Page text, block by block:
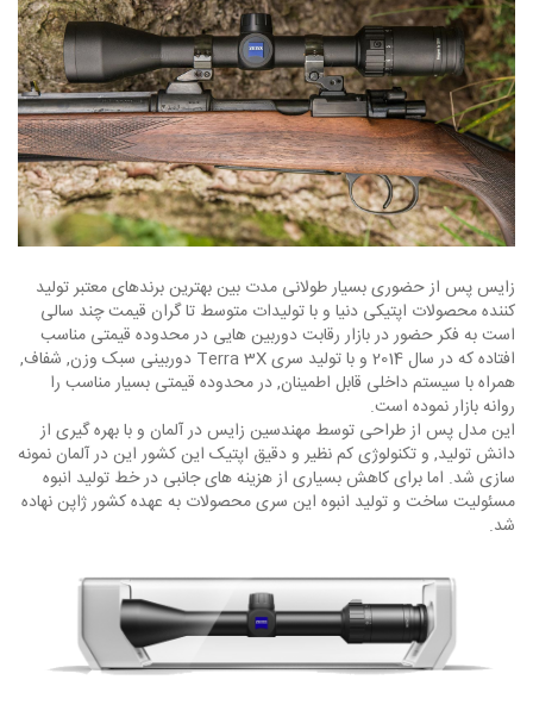
زایس پس از حضوری بسیار طولانی مدت بین بهترین برندهای معتبر تولید
کننده محصولات اپتیکی دنیا و با تولیدات متوسط تا گران قیمت چند سالی
است به فکر حضور در بازار رقابت دوربین هایی در محدوده قیمتی مناسب
افتاده که در سال 2014 و با تولید سری Terra 3X دوربینی سبک وزن, شفاف,
همراه با سیستم داخلی قابل اطمینان, در محدوده قیمتی بسیار مناسب را
روانه بازار نموده است.
این مدل پس از طراحی توسط مهندسین زایس در آلمان و با بهره گیری از
دانش تولید, و تکنولوژی کم نظیر و دقیق اپتیک این کشور این در آلمان نمونه
سازی شد. اما برای کاهش بسیاری از هزینه های جانبی در خط تولید انبوه
مسئولیت ساخت و تولید انبوه این سری محصولات به عهده کشور ژاپن نهاده
شد.